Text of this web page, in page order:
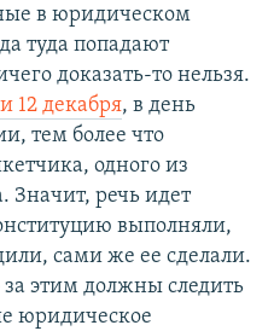
в юридическом
туда попадают
доказать-то нельзя.
12 декабря, в день
тем более что
одного из
Значит, речь идет
выполняли,
сами же ее сделали.
за этим должны следить
юридическое